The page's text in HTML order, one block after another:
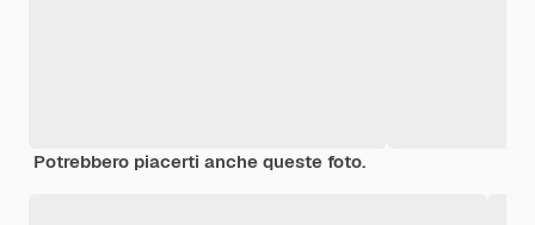
Potrebbero piacerti anche queste foto.